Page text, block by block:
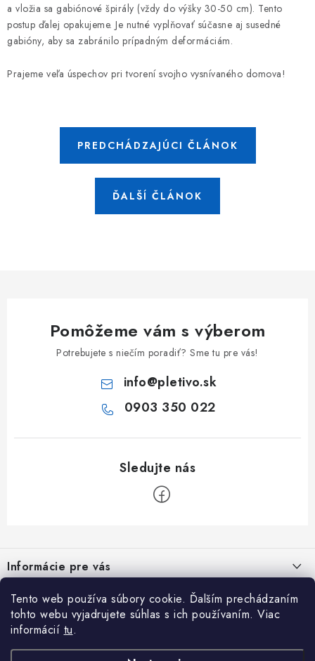
Tento web používa súbory cookie. Ďalším prechádzaním
tohto webu vyjadrujete súhlas s ich používaním. Viac
informácií tu.
a vložia sa gabiónové špirály (vždy do výšky 30-50 cm). Tento
postup ďalej opakujeme. Je nutné vyplňovať súčasne aj susedné
gabióny, aby sa zabránilo prípadným deformáciám.
Prajeme veľa úspechov pri tvorení svojho vysnívaného domova!
PREDCHÁDZAJÚCI ČLÁNOK
ĎALŠÍ ČLÁNOK
Pomôžeme vám s výberom
Potrebujete s niečím poradiť? Sme tu pre vás!
info@pletivo.sk
0903 350 022
pInformácie pre vás
Obchodné podmienky
Reklamačný poriadok
Podmienky ochrany osobných údajov
Inšpirujte sa
Cenovo dostupné oplotenie veľkej záhrady
Otváracie hodiny PO - PIA / 7:00 - 16:00 hod. SO / zatvorené NE